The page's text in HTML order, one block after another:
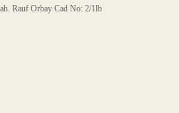
Rauf Orbay Cad No: 2/1lb